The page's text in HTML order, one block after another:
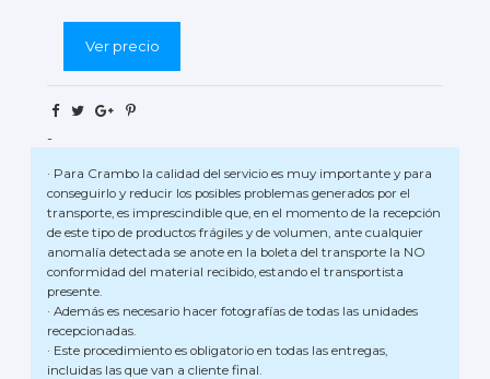
Ver precio
-
· Para Crambo la calidad del servicio es muy importante y para
conseguirlo y reducir los posibles problemas generados por el
transporte, es imprescindible que, en el momento de la recepción
de este tipo de productos frágiles y de volumen, ante cualquier
anomalía detectada se anote en la boleta del transporte la NO
conformidad del material recibido, estando el transportista
presente.
· Además es necesario hacer fotografías de todas las unidades
recepcionadas.
· Este procedimiento es obligatorio en todas las entregas,
incluidas las que van a cliente final.